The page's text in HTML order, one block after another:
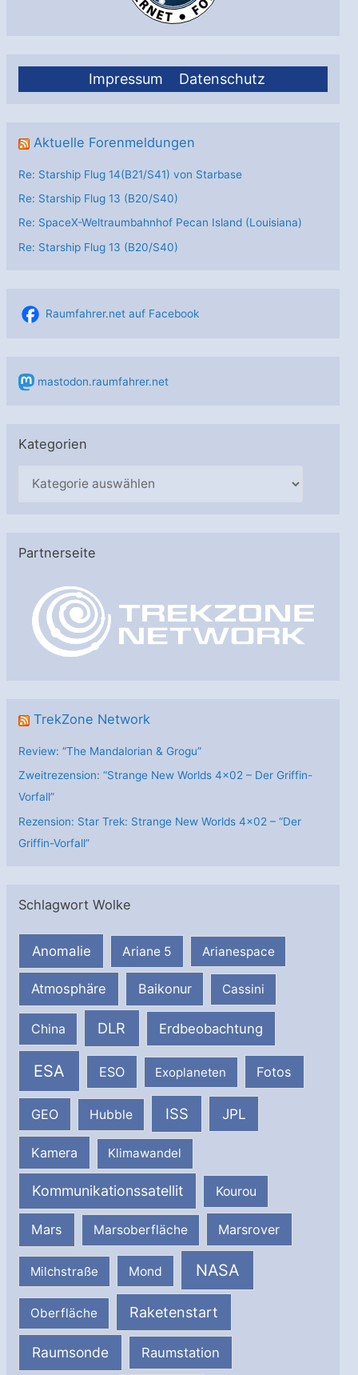
Impressum Datenschutz
Aktuelle Forenmeldungen
Re: Starship Flug 14(B21/S41) von Starbase
Re: Starship Flug 13 (B20/S40)
Re: SpaceX-Weltraumbahnhof Pecan Island (Louisiana)
Re: Starship Flug 13 (B20/S40)
Raumfahrer.net auf Facebook
mastodon.raumfahrer.net
Kategorien
g
Partnerseite
TrekZone Network
Review: “The Mandalorian & Grogu”
Zweitrezension: “Strange New Worlds 4×02 – Der Griffin-
Vorfall”
Rezension: Star Trek: Strange New Worlds 4×02 – “Der
Griffin-Vorfall”
Schlagwort Wolke
Anomalie Ariane 5 Arianespace
Atmosphäre Baikonur Cassini
China DLR Erdbeobachtung
ESA ESO Exoplaneten Fotos
GEO Hubble ISS JPL
Kamera Klimawandel
Kommunikationssatellit Kourou
Mars Marsoberfläche Marsrover
Milchstraße Mond NASA
Oberfläche Raketenstart
Raumsonde Raumstation